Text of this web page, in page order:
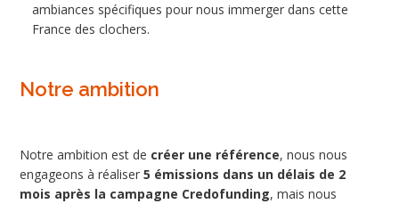
ambiances spécifiques pour nous immerger dans cette
France des clochers.
Notre ambition
Notre ambition est de créer une référence, nous nous
engageons à réaliser 5 émissions dans un délais de 2
mois après la campagne Credofunding, mais nous